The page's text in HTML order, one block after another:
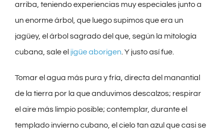
arriba, teniendo experiencias muy especiales junto a
un enorme árbol, que luego supimos que era un
jagüey, el árbol sagrado del que, según la mitología
cubana, sale el jigüe aborigen . Y justo así fue.
Tomar el agua más pura y fría, directa del manantial
de la tierra por la que anduvimos descalzos; respirar
el aire más limpio posible; contemplar, durante el
templado invierno cubano, el cielo tan azul que casi se